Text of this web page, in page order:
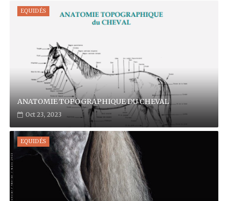
EQUIDÉS
ANATOMIE TOPOGRAPHIQUE DU CHEVAL
Oct 23, 2023
EQUIDÉS